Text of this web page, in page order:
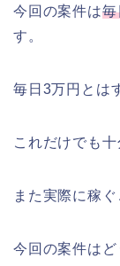
今回の案件は毎
す。
毎日3万円とは
これだけでも十
また実際に稼
今回の案件はど